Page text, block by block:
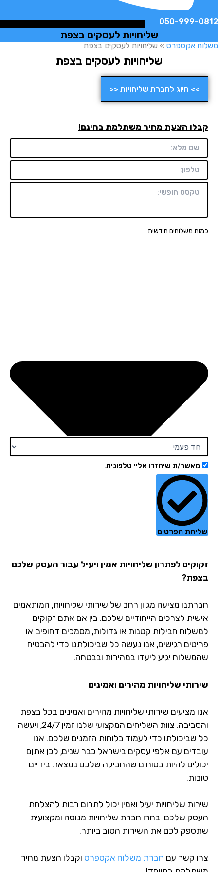
050-999-
שליחויות לעסקים בצפת
אקספרס»שליחויות לעסקים בצפת
שליחויות לעסקים בצפת
>> חיוג לחברת שליחויות <<
הצעת מחיר משתלמת בחינם!
משלוחים חודשית
מאשר/ת שיחזרו אליי טלפונית.
הפרטים
לפתרון שליחויות אמין ויעיל עבור העסק שלכם
מציעה מגוון רחב של שירותי שליחויות, המותאמים
לצרכים הייחודיים שלכם. בין אם אתם זקוקים
חבילות קטנות או גדולות, מסמכים דחופים או
רגישים, אנו נעשה כל שביכולתנו כדי להבטיח
יגיע ליעדו במהירות ובבטחה.
שליחויות מהירים ואמינים
מציעים שירותי שליחויות מהירים ואמינים בכל בצפת
והסביבה. צוות השליחים המקצועי שלנו זמין 24/7, ויעשה
שביכולתו כדי לעמוד בלוחות הזמנים שלכם. אנו
עם אלפי עסקים בישראל כבר שנים, לכן אתןם
להיות בטוחים שהחבילה שלכם נמצאת בידיים
שליחויות יעיל ואמין יכול לתרום רבות להצלחת
שלכם. בחרו חברת שליחויות מנוסה ומקצועית
לכם את השירות הטוב ביותר.
קשר עםחברת משלוח אקספרסוקבלו הצעת מחיר